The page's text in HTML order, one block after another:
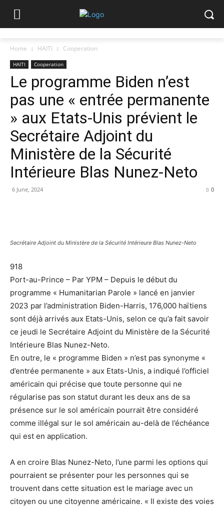
Home HAITI Cooperation
HAITI Cooperation
Le programme Biden n’est
pas une « entrée permanente
» aux Etats-Unis prévient le
Secrétaire Adjoint du
Ministère de la Sécurité
Intérieure Blas Nunez-Neto
6 June, 2024 0
Secrétaire Adjoint du Ministère de la Sécurité Intérieure Blas Nunez-Neto
918
Port-au-Prince – Par YPM – Depuis le début du
programme « Humanitarian Parole » lancé en janvier
2023 par l’administration Biden-Harris, 176,000 haïtiens
sont déjà arrivés aux Etats-Unis, selon ce qu’a fait savoir
ce jeudi le Secrétaire Adjoint du Ministère de la Sécurité
Intérieure Blas Nunez-Neto.
En outre, le « programme Biden » n’est pas synonyme «
d’entrée permanente » aux Etats-Unis, a indiqué l’officiel
américain qui précise que toute personne qui ne
régularise pas son statut durant les deux ans de sa
présence sur le sol américain pourrait être considéré
comme illégal sur le sol américain au-delà de l’échéance
qui est en application.
A en croire Blas Nunez-Neto, l’une parmi les options qui
pourraient se présenter pour les personnes qui se
trouvent dans cette situation est le mariage avec un
citoyen ou une citoyenne américaine. « Il existe des voies